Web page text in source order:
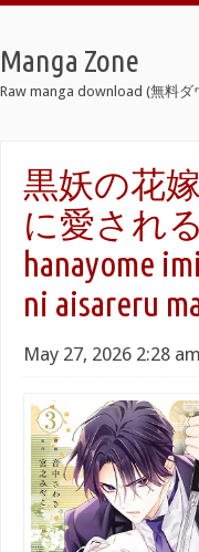
Manga Zone
Raw manga download (無料ダ
黒妖の花
に愛される
hanayome
ni aisareru
May 27, 2026 2:28 am